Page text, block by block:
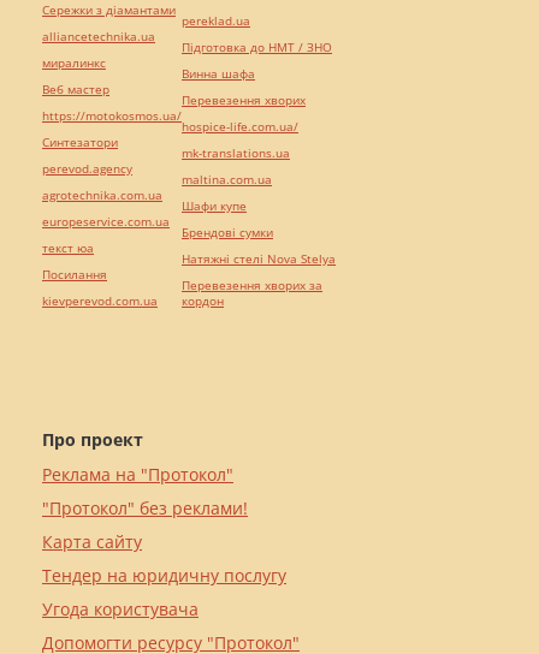
Про проект
Реклама на "Протокол"
"Протокол" без реклами!
Карта сайту
Тендер на юридичну послугу
Угода користувача
Допомогти ресурсу "Протокол"
Сережки з діамантами
alliancetechnika.ua
миралинкс
Веб мастер
https://motokosmos.ua/
Синтезатори
perevod.agency
agrotechnika.com.ua
europeservice.com.ua
текст юа
Посилання
kievperevod.com.ua
pereklad.ua
Підготовка до НМТ / ЗНО
Винна шафа
Перевезення хворих
hospice-life.com.ua/
mk-translations.ua
maltina.com.ua
Шафи купе
Брендові сумки
Натяжні стелі Nova Stelya
Перевезення хворих за
кордон